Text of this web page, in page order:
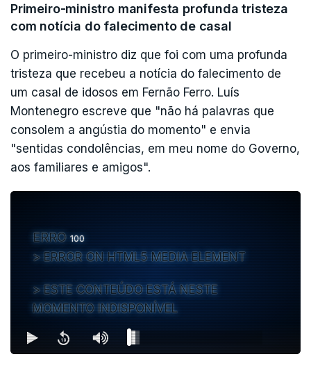
Primeiro-ministro manifesta profunda tristeza
com notícia do falecimento de casal
O primeiro-ministro diz que foi com uma profunda
tristeza que recebeu a notícia do falecimento de
um casal de idosos em Fernão Ferro. Luís
Montenegro escreve que "não há palavras que
consolem a angústia do momento" e envia
"sentidas condolências, em meu nome do Governo,
aos familiares e amigos".
ERRO100
ERROR ON HTML5 MEDIA ELEMENT
ESTE CONTEÚDO ESTÁ NESTE
MOMENTO INDISPONÍVEL